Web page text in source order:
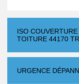
ISO
TOITURE 44170
URGENCE